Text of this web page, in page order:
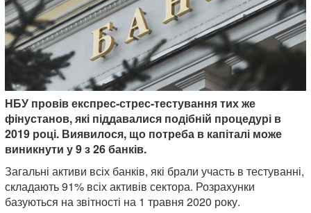
НБУ провів експрес-стрес-тестування тих же
фінустанов, які піддавалися подібній процедурі в
2019 році. Виявилося, що потреба в капіталі може
виникнути у 9 з 26 банків.
Загальні активи всіх банків, які брали участь в тестуванні,
складають 91% всіх активів сектора. Розрахунки
базуються на звітності на 1 травня 2020 року.